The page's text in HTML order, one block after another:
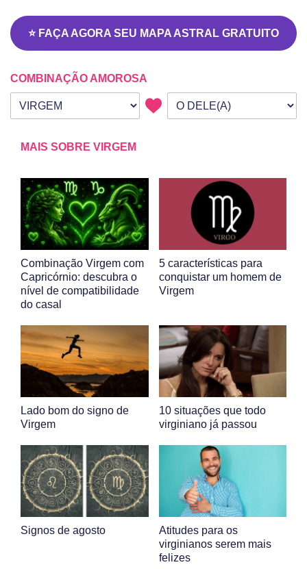
⭐ FAÇA AGORA SEU MAPA ASTRAL GRATUITO
COMBINAÇÃO AMOROSA
Seu signo
Signo da outra pessoa
MAIS SOBRE VIRGEM
Combinação Virgem com
Capricórnio: descubra o
nível de compatibilidade
do casal
5 características para
conquistar um homem de
Virgem
Lado bom do signo de
Virgem
10 situações que todo
virginiano já passou
Signos de agosto
Atitudes para os
virginianos serem mais
felizes